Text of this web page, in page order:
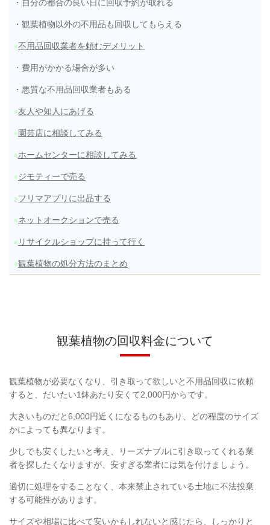
・自分の都合の良い日に回収予約が取れる
・観葉植物以外の不用品も回収してもらえる
●不用品回収業者を頼むデメリット
・費用がかかる場合が多い
・悪質な不用品回収業者もある
●友人や知人にあげる
●園芸店に相談してみる
●ホームセンターに相談してみる
●ジモティーで売る
●フリマアプリに出品する
●ネットオークションで売る
● リサイクルショップに持って行く
●観葉植物の処分方法のまとめ
観葉植物の回収料金について
観葉植物が必要なくなり、引き取って欲しいと不用品回収に依頼
すると、だいたい1鉢あたり安くて2,000円からです。
大きいものだと6,000円近くになるものもあり、どの程度のサイズ
かによっても異なります。
少しでも安くしたいと考え、リーズナブルに引き取ってくれる業
者を探したくなりますが、安すぎる業者には気を付けましょう。
適切に処理をすることなく、本来禁止されている土地に不法投棄
する可能性があります。
サイズや相場に比べて安いかもしれないと感じたら、しっかりと